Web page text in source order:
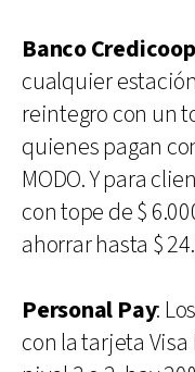
Banco Credicoop
cualquier
reintegro con un
quienes pagan
MODO. Y para
con tope de $
ahorrar hasta $
Personal Pay:
con la tarjeta Visa